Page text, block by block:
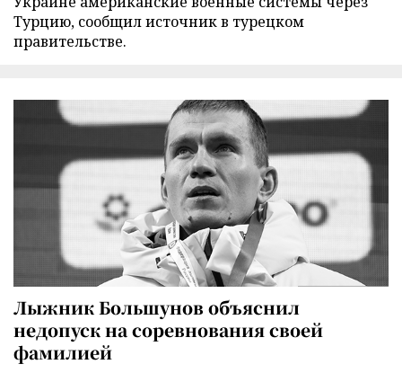
Турцию, сообщил источник в турецком
правительстве.
Лыжник Большунов объяснил
недопуск на соревнования своей
фамилией